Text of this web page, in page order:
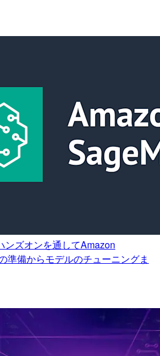
ンズオンを通してAmazon
準備からモデルのチューニングま